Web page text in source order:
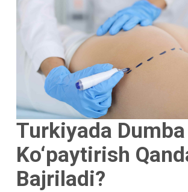
Turkiyada Dumba
Ko‘paytirish
Bajriladi?